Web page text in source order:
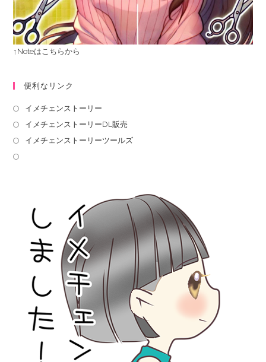
↑Noteはこちらから
便利なリンク
イメチェンストーリー
イメチェンストーリーDL販売
イメチェンストーリーツールズ